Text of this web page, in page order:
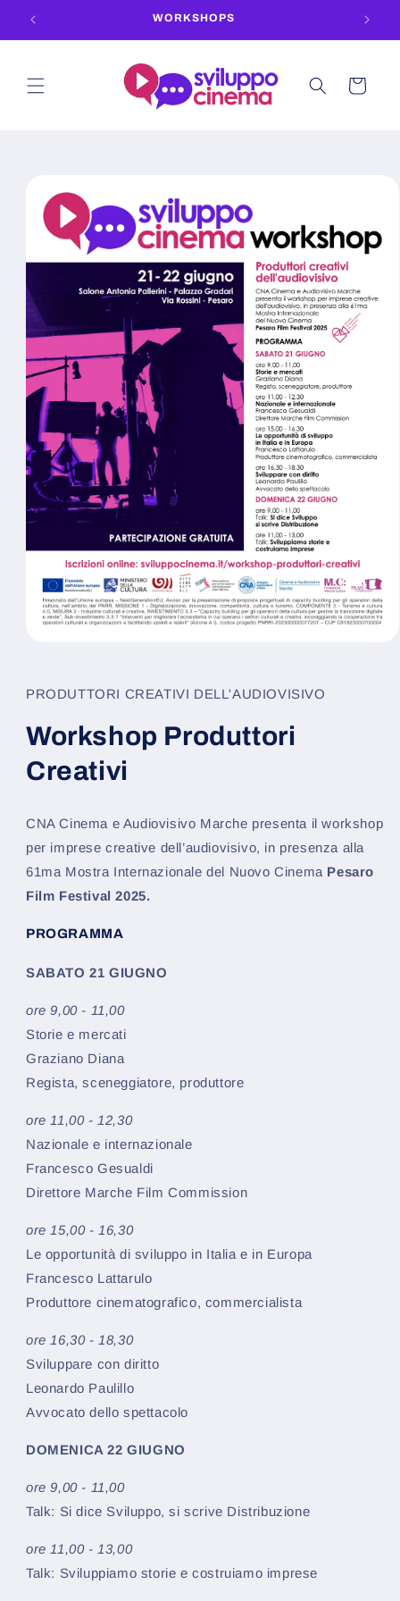
direttamente
WORKSHOPS
Carrello
informazioni
sul prodotto
PRODUTTORI CREATIVI DELL'AUDIOVISIVO
Workshop Produttori
Creativi
CNA Cinema e Audiovisivo Marche presenta il workshop
per imprese creative dell’audiovisivo, in presenza alla
61ma Mostra Internazionale del Nuovo Cinema Pesaro
Film Festival 2025.
PROGRAMMA
SABATO 21 GIUGNO
ore 9,00 - 11,00
Storie e mercati
Graziano Diana
Regista, sceneggiatore, produttore
ore 11,00 - 12,30
Nazionale e internazionale
Francesco Gesualdi
Direttore Marche Film Commission
ore 15,00 - 16,30
Le opportunità di sviluppo in Italia e in Europa
Francesco Lattarulo
Produttore cinematografico, commercialista
ore 16,30 - 18,30
Sviluppare con diritto
Leonardo Paulillo
Avvocato dello spettacolo
DOMENICA 22 GIUGNO
ore 9,00 - 11,00
Talk: Si dice Sviluppo, si scrive Distribuzione
ore 11,00 - 13,00
Talk: Sviluppiamo storie e costruiamo imprese